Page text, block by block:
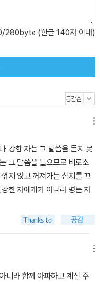
/280byte (한글 140자 이내)
강한 자는 그 말씀을 듣지 못
그 말씀을 들으므로 비로소
지 않고 꺼져가는 심지를 끄
한 자에게가 아니라 병든 자
니라 함께 아파하고 계신 주